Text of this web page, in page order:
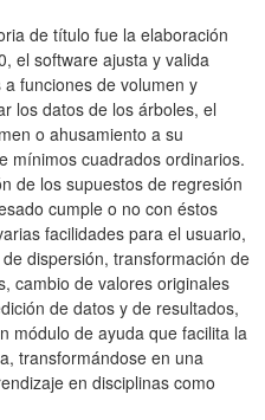
de título fue la elaboración
el software ajusta y valida
funciones de volumen y
los datos de los árboles, el
o ahusamiento a su
mínimos cuadrados ordinarios.
de los supuestos de regresión
cumple o no con éstos
facilidades para el usuario,
dispersión, transformación de
cambio de valores originales
de datos y de resultados,
módulo de ayuda que facilita la
transformándose en una
en disciplinas como